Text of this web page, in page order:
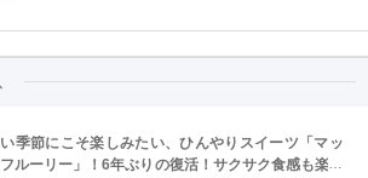
季節にこそ楽しみたい、ひんやりスイーツ「マッ
ルーリー」！6年ぶりの復活！サクサク食感も楽し